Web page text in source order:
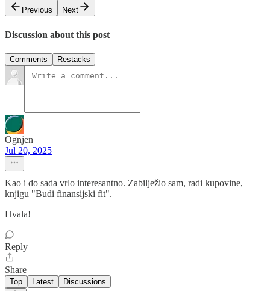
Previous
Next
Discussion about this post
Comments Restacks
Ognjen
Jul 20, 2025
Kao i do sada vrlo interesantno. Zabilježio sam, radi kupovine,
knjigu "Budi finansijski fit".
Hvala!
Reply
Share
Top Latest Discussions